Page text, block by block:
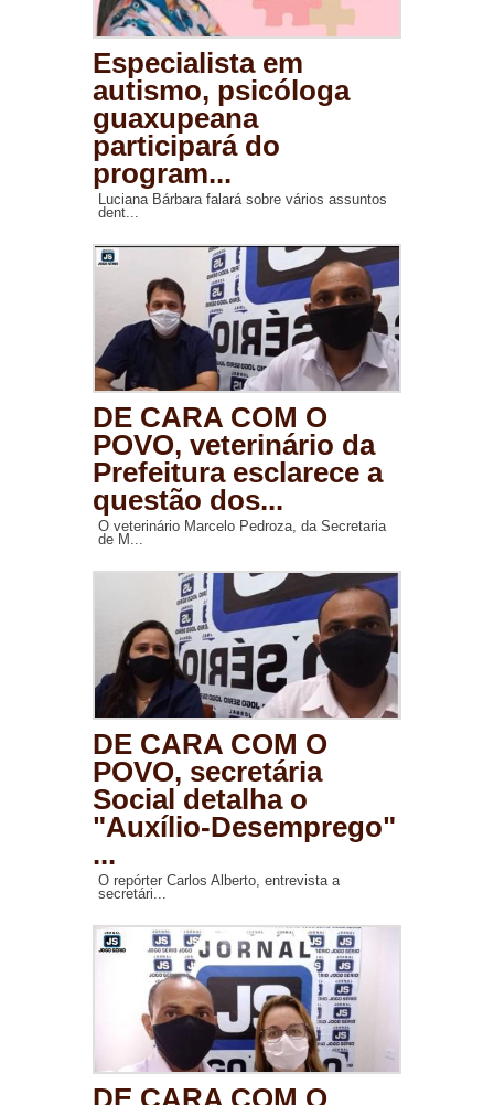
Especialista em
autismo, psicóloga
guaxupeana
participará do
program...
Luciana Bárbara falará sobre vários assuntos
dent...
DE CARA COM O
POVO, veterinário da
Prefeitura esclarece a
questão dos...
O veterinário Marcelo Pedroza, da Secretaria
de M...
DE CARA COM O
POVO, secretária
Social detalha o
"Auxílio-Desemprego"
...
O repórter Carlos Alberto, entrevista a
secretári...
DE CARA COM O